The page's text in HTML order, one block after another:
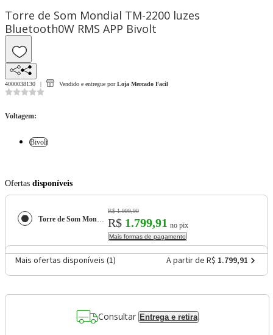
Torre de Som Mondial TM-2200 luzes
Bluetooth0W RMS APP Bivolt
4000038130 Vendido e entregue por Loja Mercado Facil
Voltagem:
Bivolt
Ofertas disponíveis
Torre de Som Mondial TM-2200 luzes Bluetooth0W RMS APP
R$ 1.999,90
R$ 1.799,91 no pix
Mais formas de pagamento
Mais ofertas disponíveis (1) A partir de R$ 1.799,91
Consultar Entrega e retira